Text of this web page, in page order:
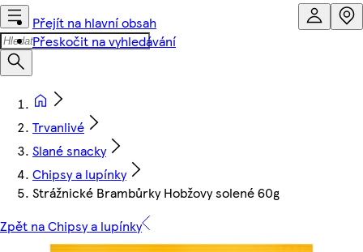
Přejít na hlavní obsah
Přeskočit na vyhledávání
Trvanlivé
Slané snacky
Chipsy a lupínky
Strážnické Brambůrky Hobžovy solené 60g
Zpět na Chipsy a lupínky